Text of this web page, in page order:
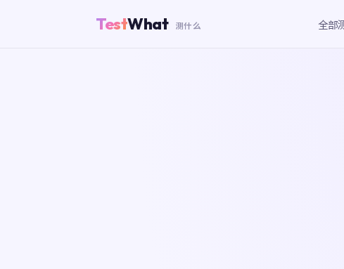
TestWhat 测什么 全部